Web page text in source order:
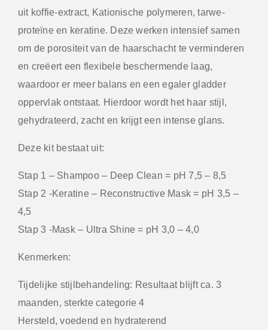
uit koffie-extract, Kationische polymeren, tarwe-
proteïne en keratine. Deze werken intensief samen
om de porositeit van de haarschacht te verminderen
en creëert een flexibele beschermende laag,
waardoor er meer balans en een egaler gladder
oppervlak ontstaat. Hierdoor wordt het haar stijl,
gehydrateerd, zacht en krijgt een intense glans.
Deze kit bestaat uit:
Stap 1 – Shampoo – Deep Clean = pH 7,5 – 8,5
Stap 2 -Keratine – Reconstructive Mask = pH 3,5 –
4,5
Stap 3 -Mask – Ultra Shine = pH 3,0 – 4,0
Kenmerken:
Tijdelijke stijlbehandeling: Resultaat blijft ca. 3
maanden, sterkte categorie 4
Hersteld, voedend en hydraterend